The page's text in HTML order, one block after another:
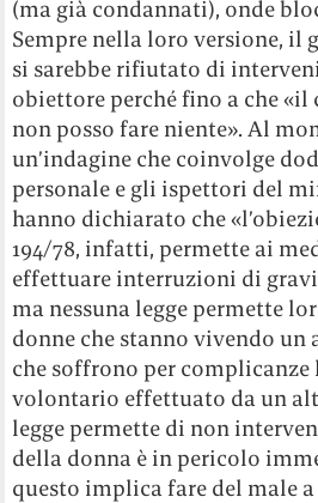
(ma già condannati), onde
Sempre nella loro versione, il
si sarebbe rifiutato di
obiettore perché fino a che
non posso fare niente». Al
un’indagine che coinvolge
personale e gli ispettori del
hanno dichiarato che
194/78, infatti, permette ai
effettuare interruzioni di
ma nessuna legge permette
donne che stanno vivendo un
che soffrono per complicanze
volontario effettuato da un
legge permette di non
della donna è in pericolo
questo implica fare del male